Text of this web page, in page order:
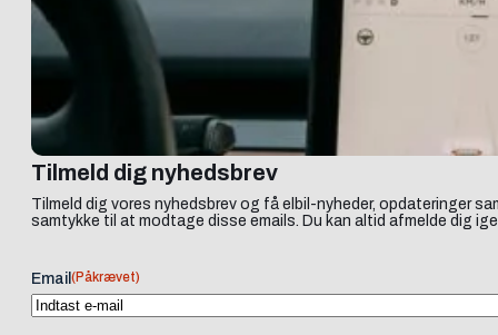
Tilmeld dig nyhedsbrev
Tilmeld dig vores nyhedsbrev og få elbil-nyheder, opdateringer
samtykke til at modtage disse emails. Du kan altid afmelde dig
Email (Påkrævet)